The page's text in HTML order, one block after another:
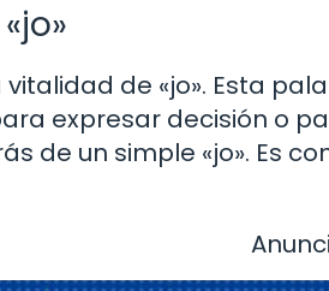
de «jo». Esta
expresar decisión o
de un simple «jo». Es